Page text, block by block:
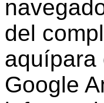
del
aquípara
Google